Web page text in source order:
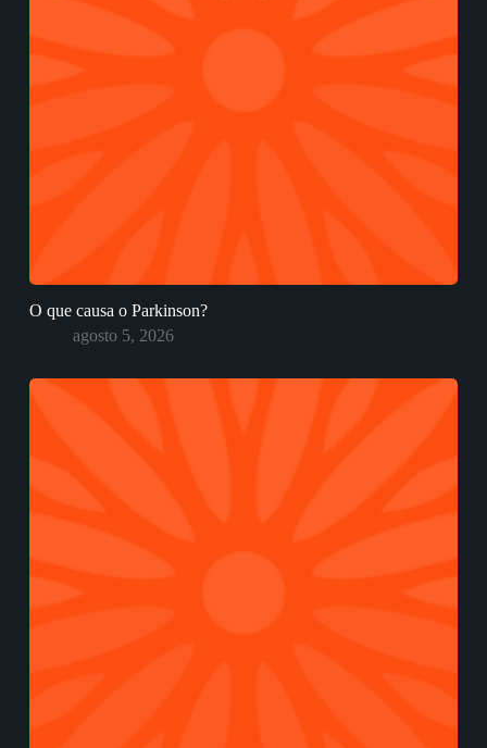
O que causa o Parkinson?
agosto 5, 2026